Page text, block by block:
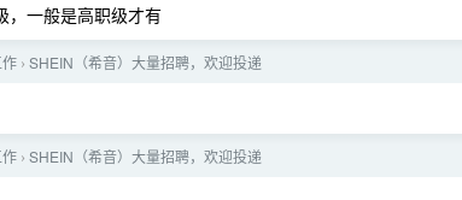
，一般是高职级才有
› SHEIN（希音）大量招聘，欢迎投递
› SHEIN（希音）大量招聘，欢迎投递